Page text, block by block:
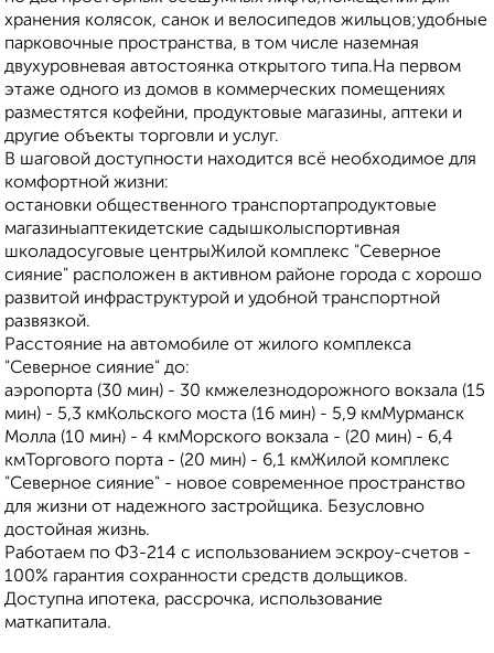
хранения колясок, санок и велосипедов жильцов;удобные
парковочные пространства, в том числе наземная
двухуровневая автостоянка открытого типа.На первом
этаже одного из домов в коммерческих помещениях
разместятся кофейни, продуктовые магазины, аптеки и
другие объекты торговли и услуг.
В шаговой доступности находится всё необходимое для
комфортной жизни:
остановки общественного транспортапродуктовые
магазиныаптекидетские садышколыспортивная
школадосуговые центрыЖилой комплекс "Северное
сияние" расположен в активном районе города с хорошо
развитой инфраструктурой и удобной транспортной
развязкой.
Расстояние на автомобиле от жилого комплекса
"Северное сияние" до:
аэропорта (30 мин) - 30 кмжелезнодорожного вокзала (15
мин) - 5,3 кмКольского моста (16 мин) - 5,9 кмМурманск
Молла (10 мин) - 4 кмМорского вокзала - (20 мин) - 6,4
кмТоргового порта - (20 мин) - 6,1 кмЖилой комплекс
"Северное сияние" - новое современное пространство
для жизни от надежного застройщика. Безусловно
достойная жизнь.
Работаем по ФЗ-214 с использованием эскроу-счетов -
100% гарантия сохранности средств дольщиков.
Доступна ипотека, рассрочка, использование
маткапитала.